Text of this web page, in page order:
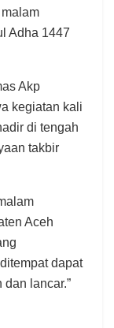
Adha 1447
Akp
kegiatan kali
di tengah
takbir
Aceh
dapat
lancar.”